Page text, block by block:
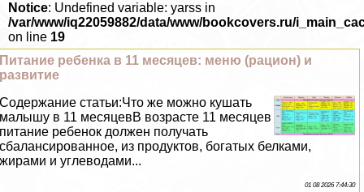
Notice: Undefined variable: yarss in
/var/www/iq22059882/data/www/bookcovers.ru/
on line 19
Питание ребенка в 11 месяцев: меню (рацион) и
развитие
Содержание статьи:Что же можно кушать
малышу в 11 месяцевВ возрасте 11 месяцев
питание ребенок должен получать
сбалансированное, из продуктов, богатых белками,
жирами и углеводами...
01 08 2026 7:44:30